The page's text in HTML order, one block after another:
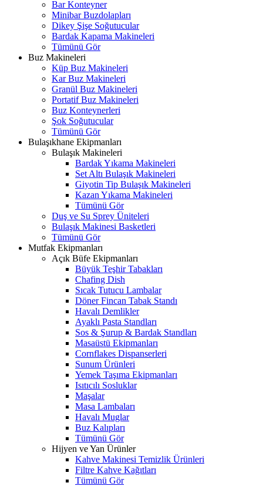
Bar Konteyner
Minibar Buzdolapları
Dikey Şişe Soğutucular
Bardak Kapama Makineleri
Tümünü Gör
Buz Makineleri
Küp Buz Makineleri
Kar Buz Makineleri
Granül Buz Makineleri
Portatif Buz Makineleri
Buz Konteynerleri
Şok Soğutucular
Tümünü Gör
Bulaşıkhane Ekipmanları
Bulaşık Makineleri
Bardak Yıkama Makineleri
Set Altı Bulaşık Makineleri
Giyotin Tip Bulaşık Makineleri
Kazan Yıkama Makineleri
Tümünü Gör
Duş ve Su Sprey Üniteleri
Bulaşık Makinesi Basketleri
Tümünü Gör
Mutfak Ekipmanları
Açık Büfe Ekipmanları
Büyük Teşhir Tabakları
Chafing Dish
Sıcak Tutucu Lambalar
Döner Fincan Tabak Standı
Havalı Demlikler
Ayaklı Pasta Standları
Sos & Şurup & Bardak Standları
Masaüstü Ekipmanları
Cornflakes Dispanserleri
Sunum Ürünleri
Yemek Taşıma Ekipmanları
Isıtıcılı Sosluklar
Maşalar
Masa Lambaları
Havalı Muglar
Buz Kalıpları
Tümünü Gör
Hijyen ve Yan Ürünler
Kahve Makinesi Temizlik Ürünleri
Filtre Kahve Kağıtları
Tümünü Gör